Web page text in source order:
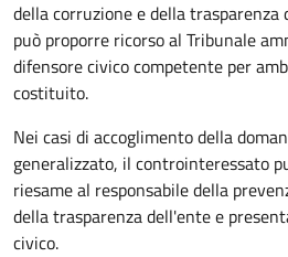
della corruzione e della
può proporre ricorso al Tribunale
difensore civico competente per
costituito.
Nei casi di accoglimento della
generalizzato, il controinteressato
riesame al responsabile della
della trasparenza dell'ente e
civico.